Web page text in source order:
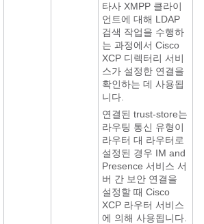
타사 XMPP 클라이
언트에 대해 LDAP
검색 작업을 수행하
는 과정에서 Cisco
XCP 디렉터리 서비
스가 설정한 연결을
확인하는 데 사용됩
니다.
연결된 trust-store는
라우팅 통신 유형이
라우터 대 라우터로
설정된 경우 IM and
Presence 서비스 서
버 간 보안 연결을
설정할 때 Cisco
XCP 라우터 서비스
에 의해 사용됩니다.